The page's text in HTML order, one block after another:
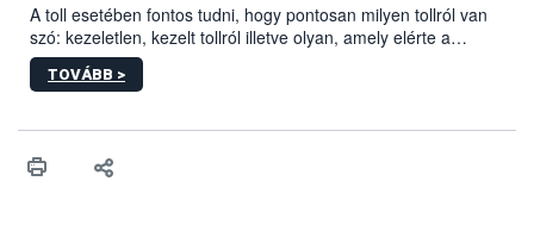
A toll esetében fontos tudni, hogy pontosan milyen tollról van
szó: kezeletlen, kezelt tollról illetve olyan, amely elérte a
„végpontját”.
TOVÁBB >